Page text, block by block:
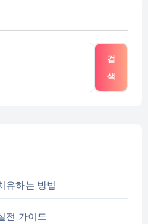
검
색
유하는 방법
전 가이드